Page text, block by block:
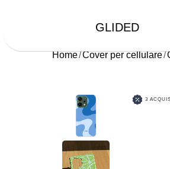
GLIDED
Home Cover per cellulare
3